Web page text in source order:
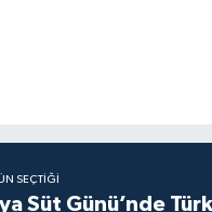
SEÇTIĞI
Süt Günü’nde